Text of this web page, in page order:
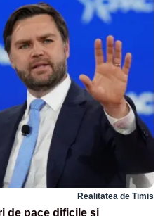
Realitatea de Timis
de pace dificile și